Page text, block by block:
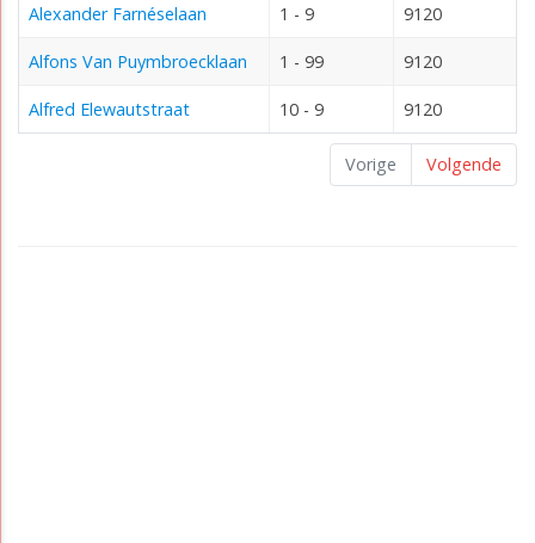
Alexander Farnéselaan 1 - 9 9120
Alfons Van Puymbroecklaan 1 - 99 9120
Alfred Elewautstraat 10 - 9 9120
Vorige Volgende